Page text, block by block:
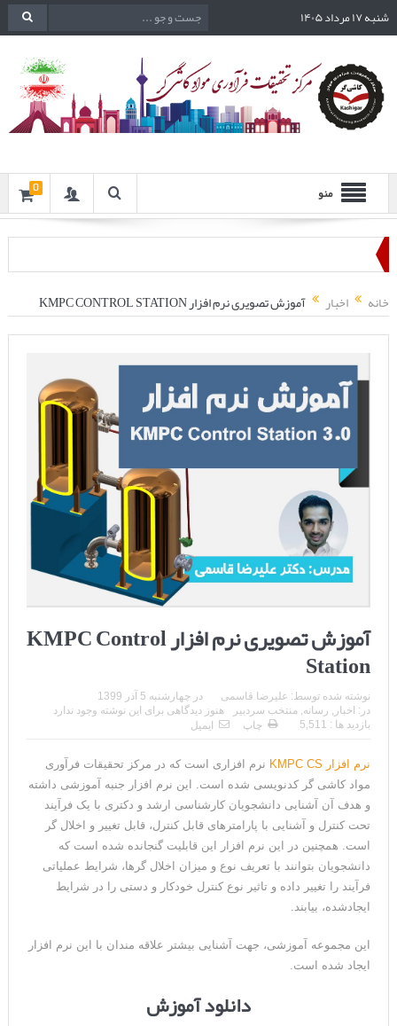
شنبه ۱۷ مرداد ۱۴۰۵
منو 0
خانه اخبار آموزش تصویری نرم افزار KMPC CONTROL STATION
آموزش تصویری نرم افزار KMPC Control
Station
نوشته شده توسط: علیرضا قاسمی در چهارشنبه 5 آذر 1399
در: اخبار رسانه منتخب سردبیر
هنوز دیدگاهی برای این نوشته وجود ندارد
بازدید ها : 5,511
چاپ ایمیل
نرم افزار KMPC CS
نرم افزاری است که در مرکز تحقیقات فرآوری
مواد کاشی گر کدنویسی شده است. این نرم افزار جنبه آموزشی داشته
و هدف آن آشنایی دانشجویان کارشناسی ارشد و دکتری با یک فرآیند
تحت کنترل و آشنایی با پارامترهای قابل کنترل، قابل تغییر و اخلال گر
است. همچنین در این نرم افزار این قابلیت گنجانده شده است که
دانشجویان بتوانند با تعریف نوع و میزان اخلال گرها، شرایط عملیاتی
فرآیند را تغییر داده و تاثیر نوع کنترل خودکار و دستی را در شرایط
ایجادشده، بیابند.
این مجموعه آموزشی، جهت آشنایی بیشتر علاقه مندان با این نرم افزار
ایجاد شده است.
دانلود آموزش